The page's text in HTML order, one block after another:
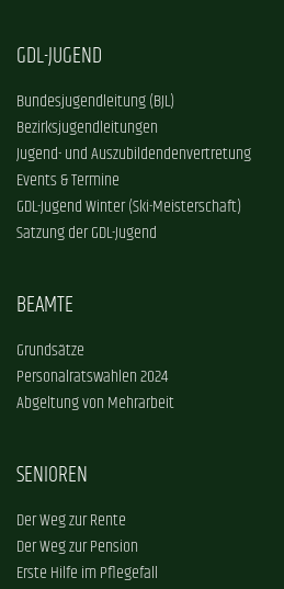
GDL-JUGEND
Bundesjugendleitung (BJL)
Bezirksjugendleitungen
Jugend- und Auszubildendenvertretung
Events & Termine
GDL-Jugend Winter (Ski-Meisterschaft)
Satzung der GDL-Jugend
BEAMTE
Grundsätze
Personalratswahlen 2024
Abgeltung von Mehrarbeit
SENIOREN
Der Weg zur Rente
Der Weg zur Pension
Erste Hilfe im Pflegefall